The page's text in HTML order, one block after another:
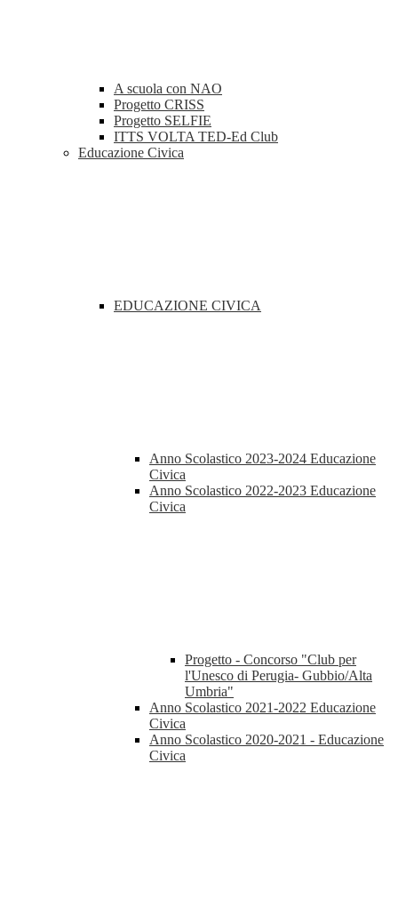
A scuola con NAO
Progetto CRISS
Progetto SELFIE
ITTS VOLTA TED-Ed Club
Educazione Civica
EDUCAZIONE CIVICA
Anno Scolastico 2023-2024 Educazione
Civica
Anno Scolastico 2022-2023 Educazione
Civica
Progetto - Concorso "Club per
l'Unesco di Perugia- Gubbio/Alta
Umbria"
Anno Scolastico 2021-2022 Educazione
Civica
Anno Scolastico 2020-2021 - Educazione
Civica